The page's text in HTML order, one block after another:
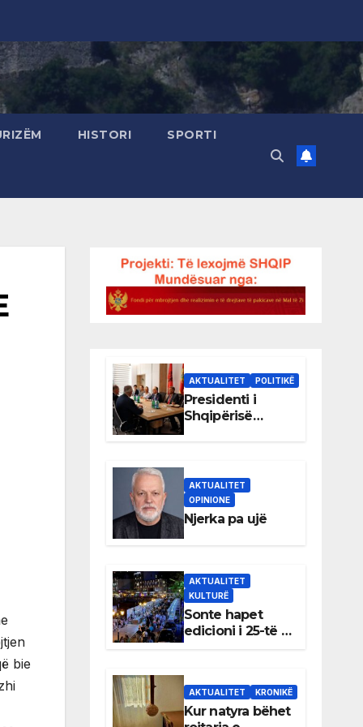
HISTORI SPORTI
bie
AKTUALITET POLITIKË
Presidenti i
Shqipërisë
Bajram Begaj
partive
shqiptare në
Ulqin
AKTUALITET
OPINIONE
Njerka pa ujë
AKTUALITET
KULTURË
Sonte hapet
edicioni i 25-të i
Panairit të Librit
AKTUALITET KRONIKË
Kur natyra bëhet